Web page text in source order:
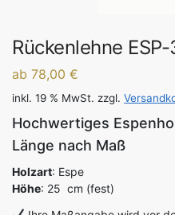
Rückenlehne ESP-
ab 78,00 €
inkl. 19 % MwSt. zzgl.
Hochwertiges
Länge nach Maß
Holzart: Espe
Höhe: 25 cm (fest)